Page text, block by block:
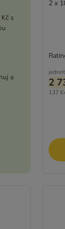
s
a
2 x
2
137